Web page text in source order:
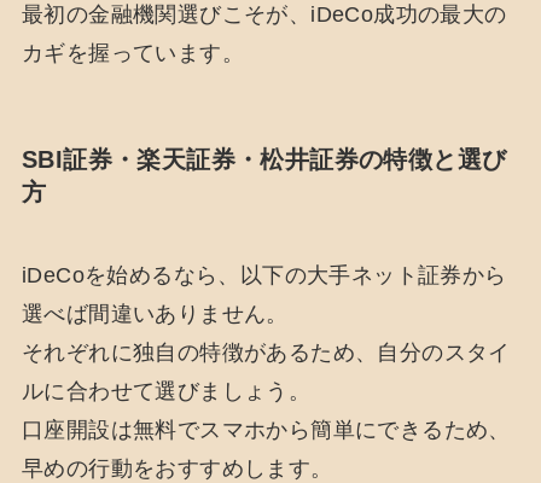
最初の金融機関選びこそが、iDeCo成功の最大の
カギを握っています。
SBI証券・楽天証券・松井証券の特徴と選び
方
iDeCoを始めるなら、以下の大手ネット証券から
選べば間違いありません。
それぞれに独自の特徴があるため、自分のスタイ
ルに合わせて選びましょう。
口座開設は無料でスマホから簡単にできるため、
早めの行動をおすすめします。